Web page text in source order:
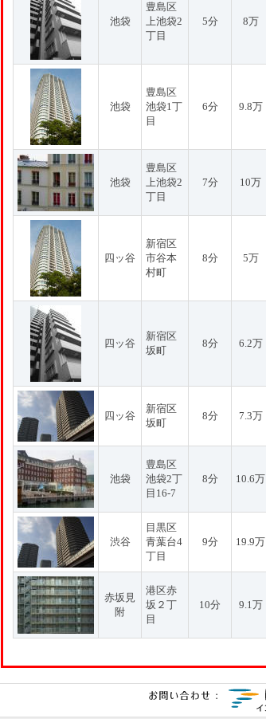
池袋
豊島区
上池袋2
丁目
5分 8万
池袋
豊島区
池袋1丁
目
6分 9.8万
池袋
豊島区
上池袋2
丁目
7分 10万
四ッ谷
新宿区
市谷本
村町
8分 5万
四ッ谷
新宿区
坂町
8分 6.2万
四ッ谷
新宿区
坂町
8分 7.3万
池袋
豊島区
池袋2丁
目16-7
8分 10.6万
渋谷
目黒区
青葉台4
丁目
9分 19.9万
赤坂見
附
港区赤
坂２丁
目
10分 9.1万